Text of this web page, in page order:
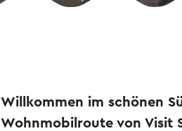
Willkommen im schönen
Wohnmobilroute von Visit